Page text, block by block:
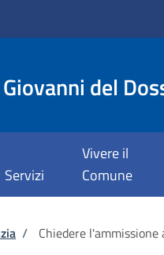
del
Servizi
Vivere il
Comune
/ Chiedere